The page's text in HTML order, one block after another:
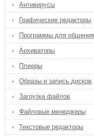
Антивирусы
Графические редакторы
Программы для общения
Архиваторы
Плееры
Образы и запись дисков
Загрузка файлов
Файловые менеджеры
Текстовые редакторы